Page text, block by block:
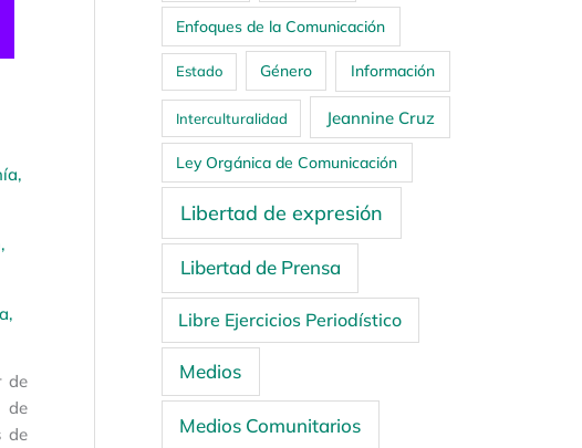
,
,
,
de
de
de
Enfoques de la Comunicación
Estado Género Información
Interculturalidad Jeannine Cruz
Ley Orgánica de Comunicación
Libertad de expresión
Libertad de Prensa
Libre Ejercicios Periodístico
Medios
Medios Comunitarios